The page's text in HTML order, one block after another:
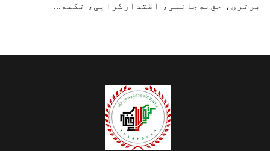
برتری، حق‌به‌جانبی، اقتدارگرایی، تکیه...